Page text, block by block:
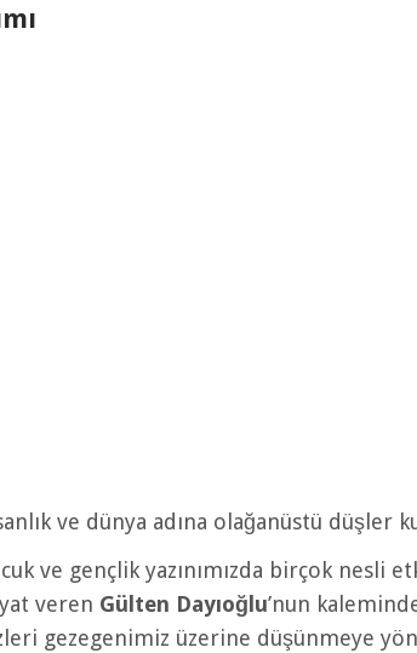
ve dünya adına olağanüstü düşler
ve gençlik yazınımızda birçok nesli
veren Gülten Dayıoğlu’nun
gezegenimiz üzerine düşünmeye